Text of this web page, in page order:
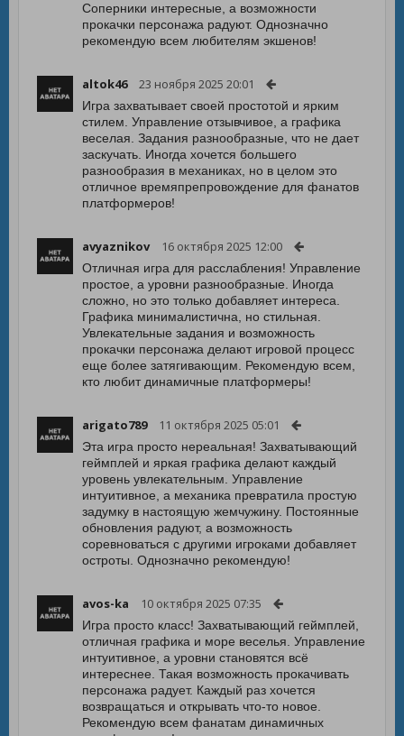
Соперники интересные, а возможности
прокачки персонажа радуют. Однозначно
рекомендую всем любителям экшенов!
altok46 23 ноября 2025 20:01
Игра захватывает своей простотой и ярким
стилем. Управление отзывчивое, а графика
веселая. Задания разнообразные, что не дает
заскучать. Иногда хочется большего
разнообразия в механиках, но в целом это
отличное времяпрепровождение для фанатов
платформеров!
avyaznikov 16 октября 2025 12:00
Отличная игра для расслабления! Управление
простое, а уровни разнообразные. Иногда
сложно, но это только добавляет интереса.
Графика минималистична, но стильная.
Увлекательные задания и возможность
прокачки персонажа делают игровой процесс
еще более затягивающим. Рекомендую всем,
кто любит динамичные платформеры!
arigato789 11 октября 2025 05:01
Эта игра просто нереальная! Захватывающий
геймплей и яркая графика делают каждый
уровень увлекательным. Управление
интуитивное, а механика превратила простую
задумку в настоящую жемчужину. Постоянные
обновления радуют, а возможность
соревноваться с другими игроками добавляет
остроты. Однозначно рекомендую!
avos-ka 10 октября 2025 07:35
Игра просто класс! Захватывающий геймплей,
отличная графика и море веселья. Управление
интуитивное, а уровни становятся всё
интереснее. Такая возможность прокачивать
персонажа радует. Каждый раз хочется
возвращаться и открывать что-то новое.
Рекомендую всем фанатам динамичных